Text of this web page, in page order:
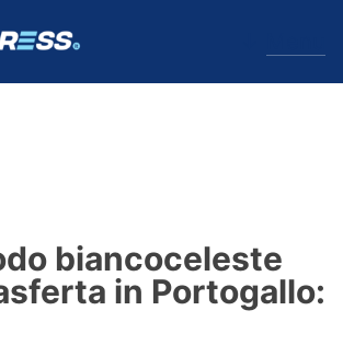
biancoceleste
in Portogallo: